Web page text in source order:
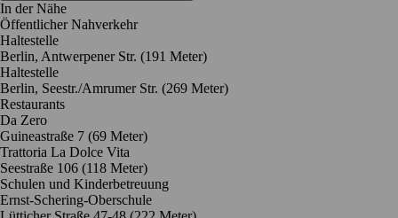
In der Nähe
Öffentlicher Nahverkehr
Haltestelle
Berlin, Antwerpener Str. (191 Meter)
Haltestelle
Berlin, Seestr./Amrumer Str. (269 Meter)
Restaurants
Da Zero
Guineastraße 7 (69 Meter)
Trattoria La Dolce Vita
Seestraße 106 (118 Meter)
Schulen und Kinderbetreuung
Ernst-Schering-Oberschule